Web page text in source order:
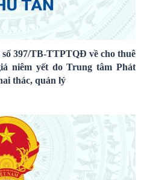
397/TB-TTPTQĐ về cho thuê
niêm yết do Trung tâm Phát
thác, quản lý